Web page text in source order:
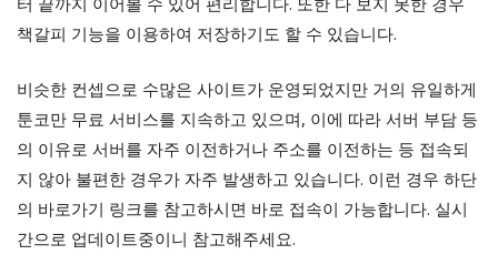
책갈피 기능을 이용하여 저장하기도 할 수 있습니다.
비슷한 컨셉으로 수많은 사이트가 운영되었지만 거의 유일하게
툰코만 무료 서비스를 지속하고 있으며, 이에 따라 서버 부담 등
의 이유로 서버를 자주 이전하거나 주소를 이전하는 등 접속되
지 않아 불편한 경우가 자주 발생하고 있습니다. 이런 경우 하단
의 바로가기 링크를 참고하시면 바로 접속이 가능합니다. 실시
간으로 업데이트중이니 참고해주세요.